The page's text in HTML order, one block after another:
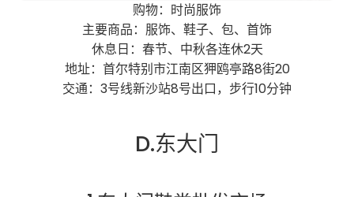
购物：时尚服饰
主要商品：服饰、鞋子、包、首饰
休息日：春节、中秋各连休2天
地址：首尔特别市江南区狎鸥亭路8街20
交通：3号线新沙站8号出口，步行10分钟
D.东大门